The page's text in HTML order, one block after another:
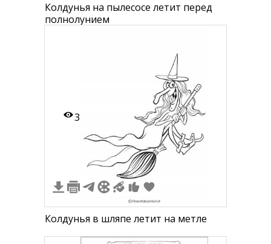
Колдунья на пылесосе летит перед
полнолунием
3
Колдунья в шляпе летит на метле